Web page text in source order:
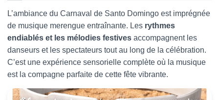
L’ambiance du Carnaval de Santo Domingo est imprégnée
de musique merengue entraînante. Les rythmes
endiablés et les mélodies festives accompagnent les
danseurs et les spectateurs tout au long de la célébration.
C’est une expérience sensorielle complète où la musique
est la compagne parfaite de cette fête vibrante.